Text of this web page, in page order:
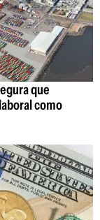
que
como